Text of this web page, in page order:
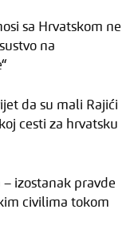
sa Hrvatskom ne
na
da su mali Rajići
cesti za hrvatsku
– izostanak pravde
civilima tokom